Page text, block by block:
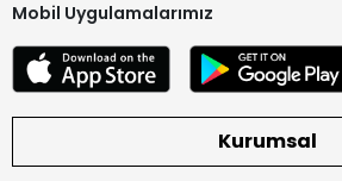
Mobil Uygulamalarımız
Kurumsal